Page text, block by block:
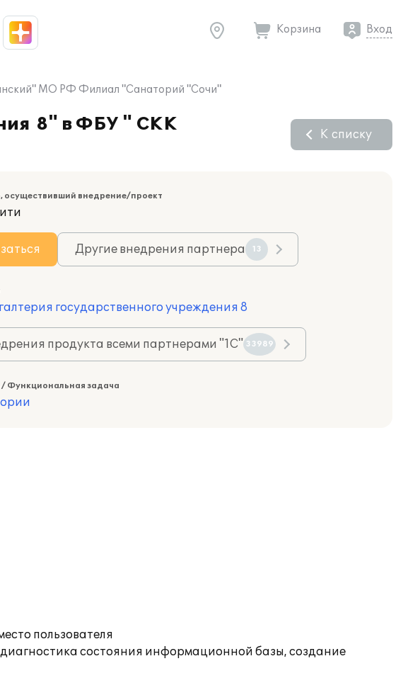
Корзина Вход
МО РФ Филиал "Санаторий "Сочи"
8" в ФБУ " СКК
К списку
осуществивший внедрение/проект
Другие внедрения партнера 13
государственного учреждения 8
продукта всеми партнерами "1С" 33989
/ Функциональная задача
пользователя
состояния информационной базы, создание